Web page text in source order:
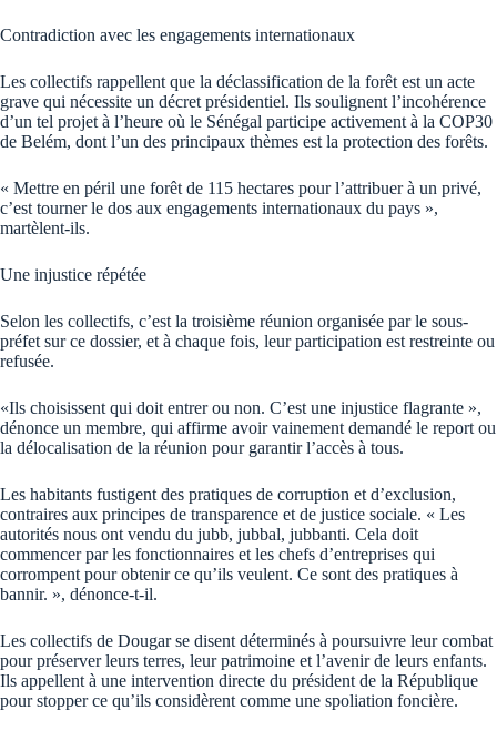
Contradiction avec les engagements internationaux
Les collectifs rappellent que la déclassification de la forêt est un acte
grave qui nécessite un décret présidentiel. Ils soulignent l’incohérence
d’un tel projet à l’heure où le Sénégal participe activement à la COP30
de Belém, dont l’un des principaux thèmes est la protection des forêts.
« Mettre en péril une forêt de 115 hectares pour l’attribuer à un privé,
c’est tourner le dos aux engagements internationaux du pays »,
martèlent-ils.
Une injustice répétée
Selon les collectifs, c’est la troisième réunion organisée par le sous-
préfet sur ce dossier, et à chaque fois, leur participation est restreinte ou
refusée.
«Ils choisissent qui doit entrer ou non. C’est une injustice flagrante »,
dénonce un membre, qui affirme avoir vainement demandé le report ou
la délocalisation de la réunion pour garantir l’accès à tous.
Les habitants fustigent des pratiques de corruption et d’exclusion,
contraires aux principes de transparence et de justice sociale. « Les
autorités nous ont vendu du jubb, jubbal, jubbanti. Cela doit
commencer par les fonctionnaires et les chefs d’entreprises qui
corrompent pour obtenir ce qu’ils veulent. Ce sont des pratiques à
bannir. », dénonce-t-il.
Les collectifs de Dougar se disent déterminés à poursuivre leur combat
pour préserver leurs terres, leur patrimoine et l’avenir de leurs enfants.
Ils appellent à une intervention directe du président de la République
pour stopper ce qu’ils considèrent comme une spoliation foncière.